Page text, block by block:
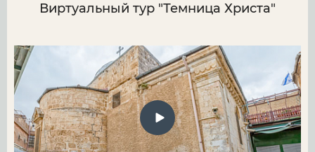
Виртуальный тур "Темница Христа"